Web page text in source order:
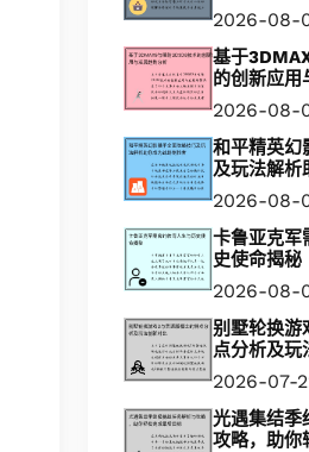
2026-08-
基于
的创新应用
2026-08-
和平精英幻
及玩法解析
2026-08-
卡鲁亚克军
史使命揭秘
2026-08-
别墅轮换游
点分析及玩
2026-07-
光遇集结季
攻略，助你